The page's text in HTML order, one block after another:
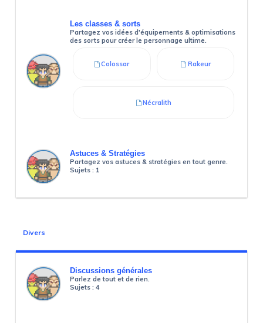
Les classes & sorts
Partagez vos idées d'équipements & optimisations
des sorts pour créer le personnage ultime.
Colossar Rakeur
Nécralith
Astuces & Stratégies
Partagez vos astuces & stratégies en tout genre.
Sujets : 1
Divers
Discussions générales
Parlez de tout et de rien.
Sujets : 4